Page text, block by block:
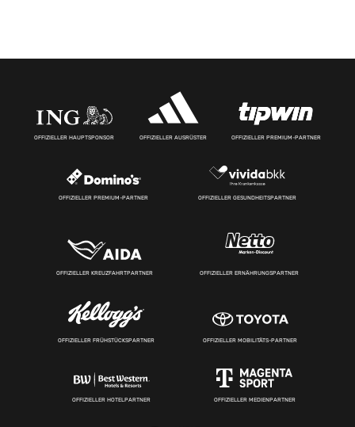
OFFIZIELLER HAUPTSPONSOR OFFIZIELLER AUSRÜSTER OFFIZIELLER PREMIUM-PARTNER
OFFIZIELLER PREMIUM-PARTNER OFFIZIELLER GESUNDHEITSPARTNER
OFFIZIELLER KREUZFAHRTPARTNER OFFIZIELLER ERNÄHRUNGSPARTNER
OFFIZIELLER FRÜHSTÜCKSPARTNER OFFIZIELLER MOBILITÄTS-PARTNER
OFFIZIELLER HOTELPARTNER OFFIZIELLER MEDIENPARTNER